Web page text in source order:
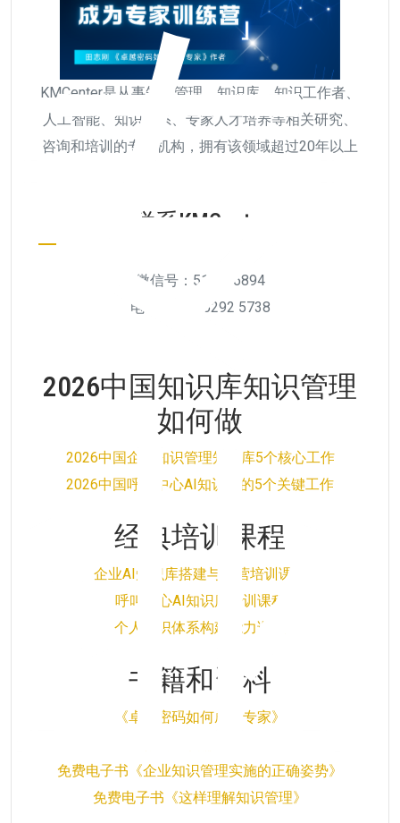
专
业
KMCenter是从事知识管理、知识库、知识工作者、
人工智能、知识体系、专家人才培养等相关研究、
咨询和培训的专业机构，拥有该领域超过20年以上
联系KMCenter
微信号：511956894
电话：010-6292 5738
2026中国知识库知识管理
如何做
2026中国企业知识管理知识库5个核心工作
2026中国呼叫中心AI知识库的5个关键工作
经典培训课程
企业AI知识库搭建与运营培训课程
呼叫中心AI知识库培训课程
个人知识体系构建能力课程
书籍和资料
《卓越密码如何成为专家》
免费电子书《企业知识管理实施的正确姿势》
免费电子书《这样理解知识管理》